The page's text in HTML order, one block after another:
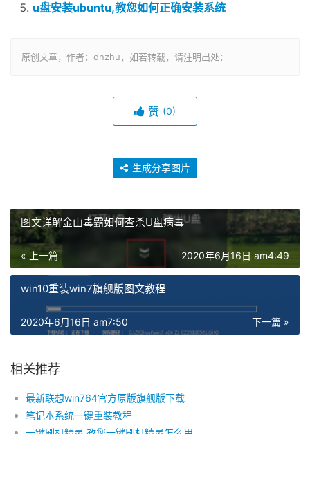
u盘安装ubuntu,教您如何正确安装系统
原创文章，作者：dnzhu，如若转载，请注明出处：
赞 (0)
生成分享图片
图文详解金山毒霸如何查杀U盘病毒
« 上一篇 2020年6月16日 am4:49
win10重装win7旗舰版图文教程
下一篇 »
2020年6月16日 am7:50
相关推荐
最新联想win764官方原版旗舰版下载
笔记本系统一键重装教程
一键刷机精灵,教您一键刷机精灵怎么用